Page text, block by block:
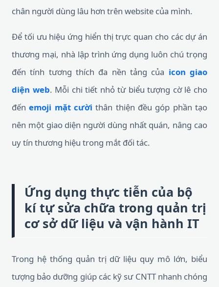
chân người dùng lâu hơn trên website của mình.
Để tối ưu hiệu ứng hiển thị trực quan cho các dự án
thương mại, nhà lập trình ứng dụng luôn chú trọng
đến tính tương thích đa nền tảng của icon giao
diện web. Mỗi chi tiết nhỏ từ biểu tượng cờ lê cho
đếnemoji mặt cười thân thiện đều góp phần tạo
nên một giao diện người dùng nhất quán, nâng cao
uy tín thương hiệu trong mắt đối tác.
Ứng dụng thực tiễn của bộ
kí tự sửa chữa trong quản trị
cơ sở dữ liệu và vận hành IT
Trong hệ thống quản trị dữ liệu quy mô lớn, biểu
tượng bảo dưỡng giúp các kỹ sư CNTT nhanh chóng